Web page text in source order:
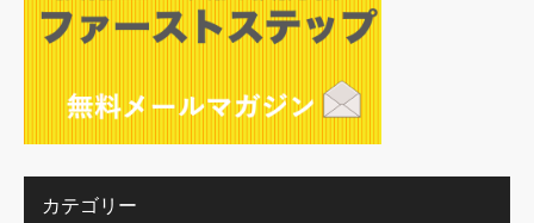
カテゴリー